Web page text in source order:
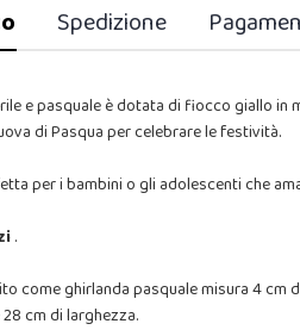
Spedizione
e pasquale è dotata di fiocco giallo
di Pasqua per celebrare le festività.
per i bambini o gli adolescenti che
.
come ghirlanda pasquale misura 4 cm
cm di larghezza.